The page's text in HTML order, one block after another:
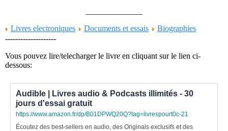
Livres electroniques
Documents et essais
Biographies
--------------------
Vous pouvez lire/telecharger le livre en cliquant sur le lien ci-
dessous:
Audible | Livres audio & Podcasts illimités - 30
jours d'essai gratuit
https://www.amazon.fr/dp/B01DPWQ20Q?tag=livrespourt0c-21
Écoutez des best-sellers en audio, des Originals exclusifs et des